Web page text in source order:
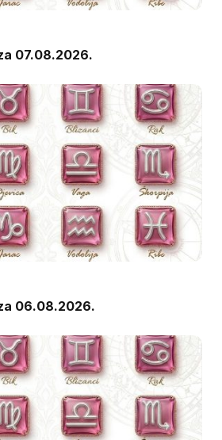
07.08.2026.
06.08.2026.